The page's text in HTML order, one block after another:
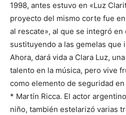
1998, antes estuvo en «Luz
proyecto del mismo corte fue
al rescate», al que se integró
sustituyendo a las gemelas que
Ahora, dará vida a Clara Luz,
talento en la música, pero vive
como elemento de seguridad
* Martín Ricca. El actor
niño, también estelarizó varias